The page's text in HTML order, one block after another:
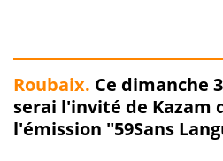
Roubaix. Ce dimanche
serai l'invité de Kazam
l'émission "59Sans